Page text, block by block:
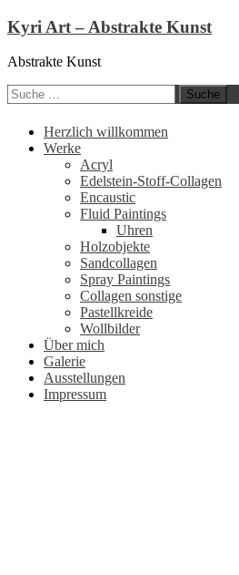
Kyri Art – Abstrakte Kunst
Abstrakte Kunst
Suche
nach:
Zum
Inhalt
Herzlich willkommen
Werke
Acryl
Edelstein-Stoff-Collagen
Encaustic
Fluid Paintings
Uhren
Holzobjekte
Sandcollagen
Spray Paintings
Collagen sonstige
Pastellkreide
Wollbilder
Über mich
Galerie
Ausstellungen
Impressum